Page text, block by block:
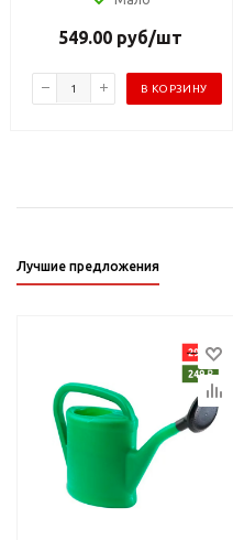
549.00руб/шт
В КОРЗИНУ
Лучшие предложения